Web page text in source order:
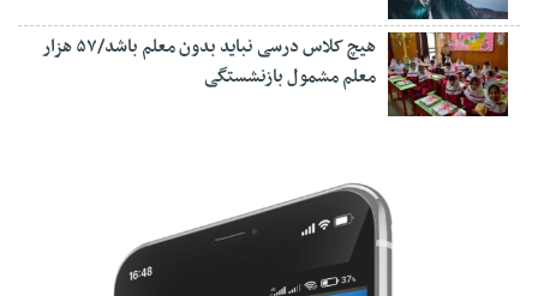
هیچ کلاس درسی نباید بدون معلم باشد/۵۷ هزار
معلم مشمول بازنشستگی